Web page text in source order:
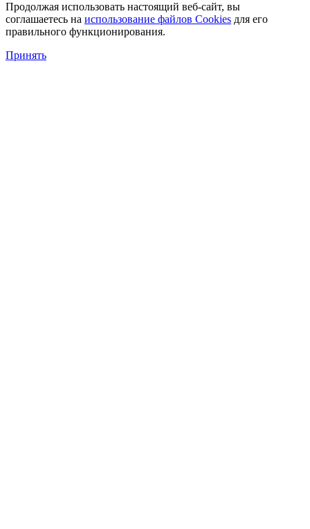
Продолжая использовать настоящий веб-сайт, вы
соглашаетесь на использование файлов Cookies для его
правильного функционирования.
Принять